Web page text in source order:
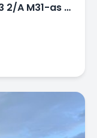
Autómentő, autómentés az M3 2/A M31-as autópályán 024. Tel: 06 20 9188 649.